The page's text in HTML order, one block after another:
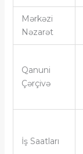
Mərkəzi
Nəzarət
Qanuni
Çərçivə
İş Saatları